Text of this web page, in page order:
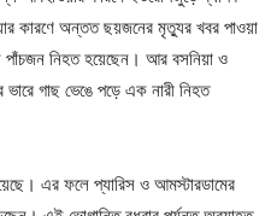
কারণে অন্তত ছয়জনের মৃত্যুর খবর পাওয়া
পাঁচজন নিহত হয়েছেন। আর বসনিয়া ও
ভারে গাছ ভেঙে পড়ে এক নারী নিহত
এর ফলে প্যারিস ও আমস্টারডামের